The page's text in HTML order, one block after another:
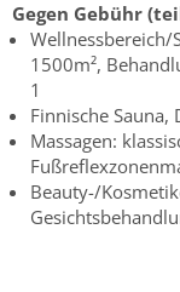
Gegen Gebühr
Wellnessbereich/
1500m²,
1
Finnische Sauna,
Massagen:
Beauty-/